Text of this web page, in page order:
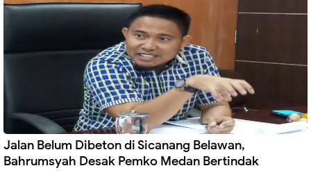
Jalan Belum Dibeton di Sicanang Belawan,
Bahrumsyah Desak Pemko Medan Bertindak